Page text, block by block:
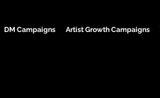
DM Campaigns Artist Growth Campaigns